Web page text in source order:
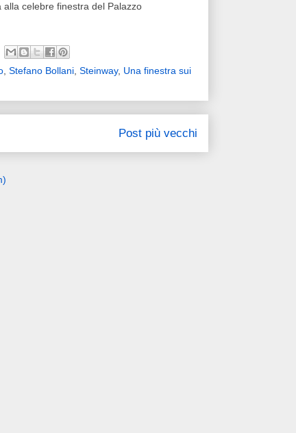
celebre finestra del Palazzo
, Stefano Bollani, Steinway, Una finestra sui
Post più vecchi